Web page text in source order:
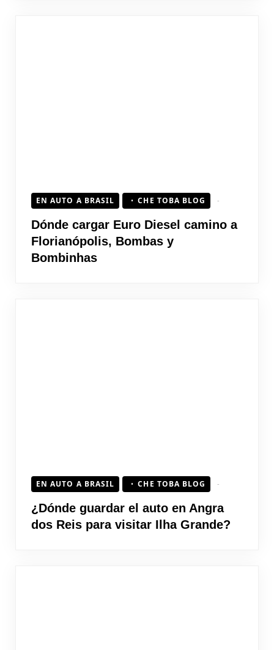
EN AUTO A BRASIL CHE TOBA BLOG
Dónde cargar Euro Diesel camino a
Florianópolis, Bombas y
Bombinhas
EN AUTO A BRASIL CHE TOBA BLOG
¿Dónde guardar el auto en Angra
dos Reis para visitar Ilha Grande?